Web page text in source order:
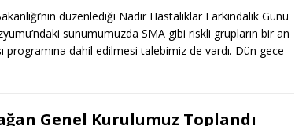
düzenlediği Nadir Hastalıklar Farkındalık Günü
sunumumuzda SMA gibi riskli grupların bir an
programına dahil edilmesi talebimiz de vardı. Dün gece
Genel Kurulumuz Toplandı